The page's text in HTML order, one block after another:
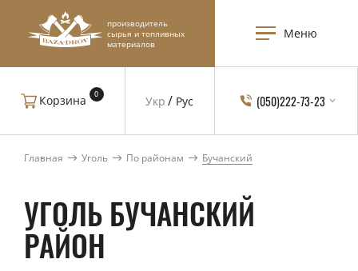
производитель
сырья и топливных
материалов
Меню
Укр Рус
Корзина 0 (050)222-73-23
Главная Уголь По районам Бучанский
УГОЛЬ БУЧАНСКИЙ
РАЙОН